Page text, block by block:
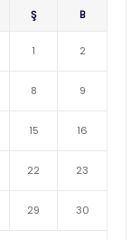
Ş B
1 2
8 9
15 16
22 23
29 30